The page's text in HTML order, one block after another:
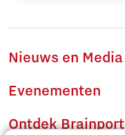
Nieuws en Media
Evenementen
Ontdek Brainport